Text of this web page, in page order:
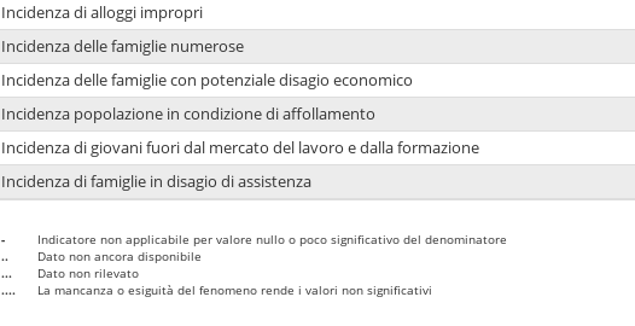
Incidenza di alloggi impropri
Incidenza delle famiglie numerose
Incidenza delle famiglie con potenziale disagio economico
Incidenza popolazione in condizione di affollamento
Incidenza di giovani fuori dal mercato del lavoro e dalla formazione
Incidenza di famiglie in disagio di assistenza
-
Indicatore non applicabile per valore nullo o poco significativo del denominatore
..
Dato non ancora disponibile
...
Dato non rilevato
....
La mancanza o esiguità del fenomeno rende i valori non significativi